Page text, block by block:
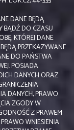
DANE BĘDĄ
BĄDŹ DO CZASU
KTÓREJ DANE
PRZEKAZYWANE
DO PAŃSTWA
POSIADA
DANYCH ORAZ
DANYCH, PRAWO
ZGODY W
Z PRAWEM
WNIESIENIA